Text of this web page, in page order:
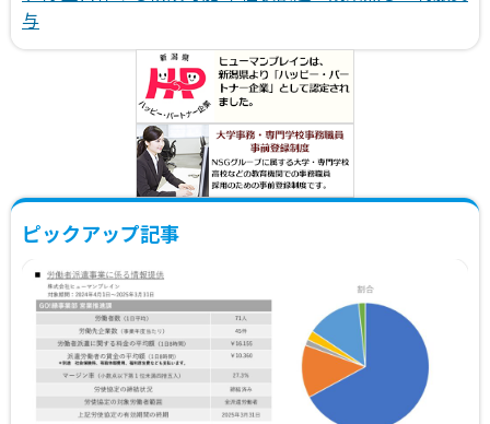
与
ピックアップ記事